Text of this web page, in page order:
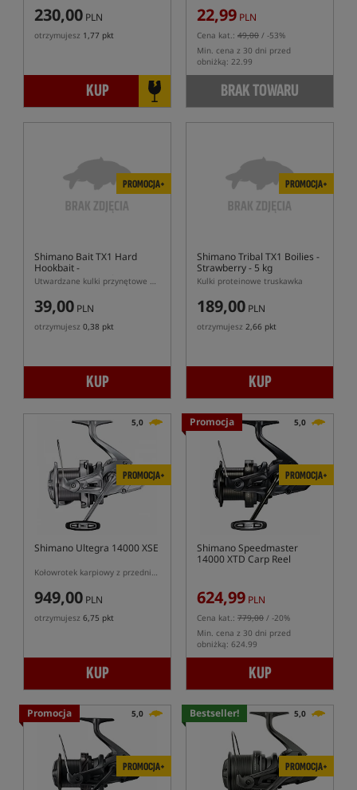
230,00 PLN
otrzymujesz 1,77 pkt
KUP
22,99 PLN
Cena kat.: 49,00 / -53%
Min. cena z 30 dni przed
obniżką: 22.99
BRAK TOWARU
PROMOCJA+
Shimano Bait TX1 Hard
Hookbait -
Banana&Pineapple
Utwardzane kulki przynętowe o zapachu banan z ananasem
39,00 PLN
otrzymujesz 0,38 pkt
KUP
PROMOCJA+
Shimano Tribal TX1 Boilies -
Strawberry - 5 kg
Kulki proteinowe truskawka
189,00 PLN
otrzymujesz 2,66 pkt
KUP
5,0
PROMOCJA+
Shimano Ultegra 14000 XSE
Kołowrotek karpiowy z przednim hamulcem
949,00 PLN
otrzymujesz 6,75 pkt
KUP
Promocja 5,0
PROMOCJA+
Shimano Speedmaster
14000 XTD Carp Reel
624,99 PLN
Cena kat.: 779,00 / -20%
Min. cena z 30 dni przed
obniżką: 624.99
KUP
Promocja 5,0
PROMOCJA+
Bestseller! 5,0
PROMOCJA+